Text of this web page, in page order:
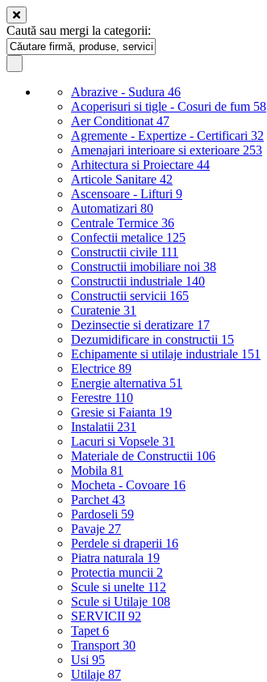
Caută sau mergi la categorii:
Abrazive - Sudura 46
Acoperisuri si tigle - Cosuri de fum 58
Aer Conditionat 47
Agremente - Expertize - Certificari 32
Amenajari interioare si exterioare 253
Arhitectura si Proiectare 44
Articole Sanitare 42
Ascensoare - Lifturi 9
Automatizari 80
Centrale Termice 36
Confectii metalice 125
Constructii civile 111
Constructii imobiliare noi 38
Constructii industriale 140
Constructii servicii 165
Curatenie 31
Dezinsectie si deratizare 17
Dezumidificare in constructii 15
Echipamente si utilaje industriale 151
Electrice 89
Energie alternativa 51
Ferestre 110
Gresie si Faianta 19
Instalatii 231
Lacuri si Vopsele 31
Materiale de Constructii 106
Mobila 81
Mocheta - Covoare 16
Parchet 43
Pardoseli 59
Pavaje 27
Perdele si draperii 16
Piatra naturala 19
Protectia muncii 2
Scule si unelte 112
Scule si Utilaje 108
SERVICII 92
Tapet 6
Transport 30
Usi 95
Utilaje 87